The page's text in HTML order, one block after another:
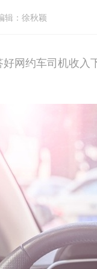
辑：徐秋颖
网约车司机收入